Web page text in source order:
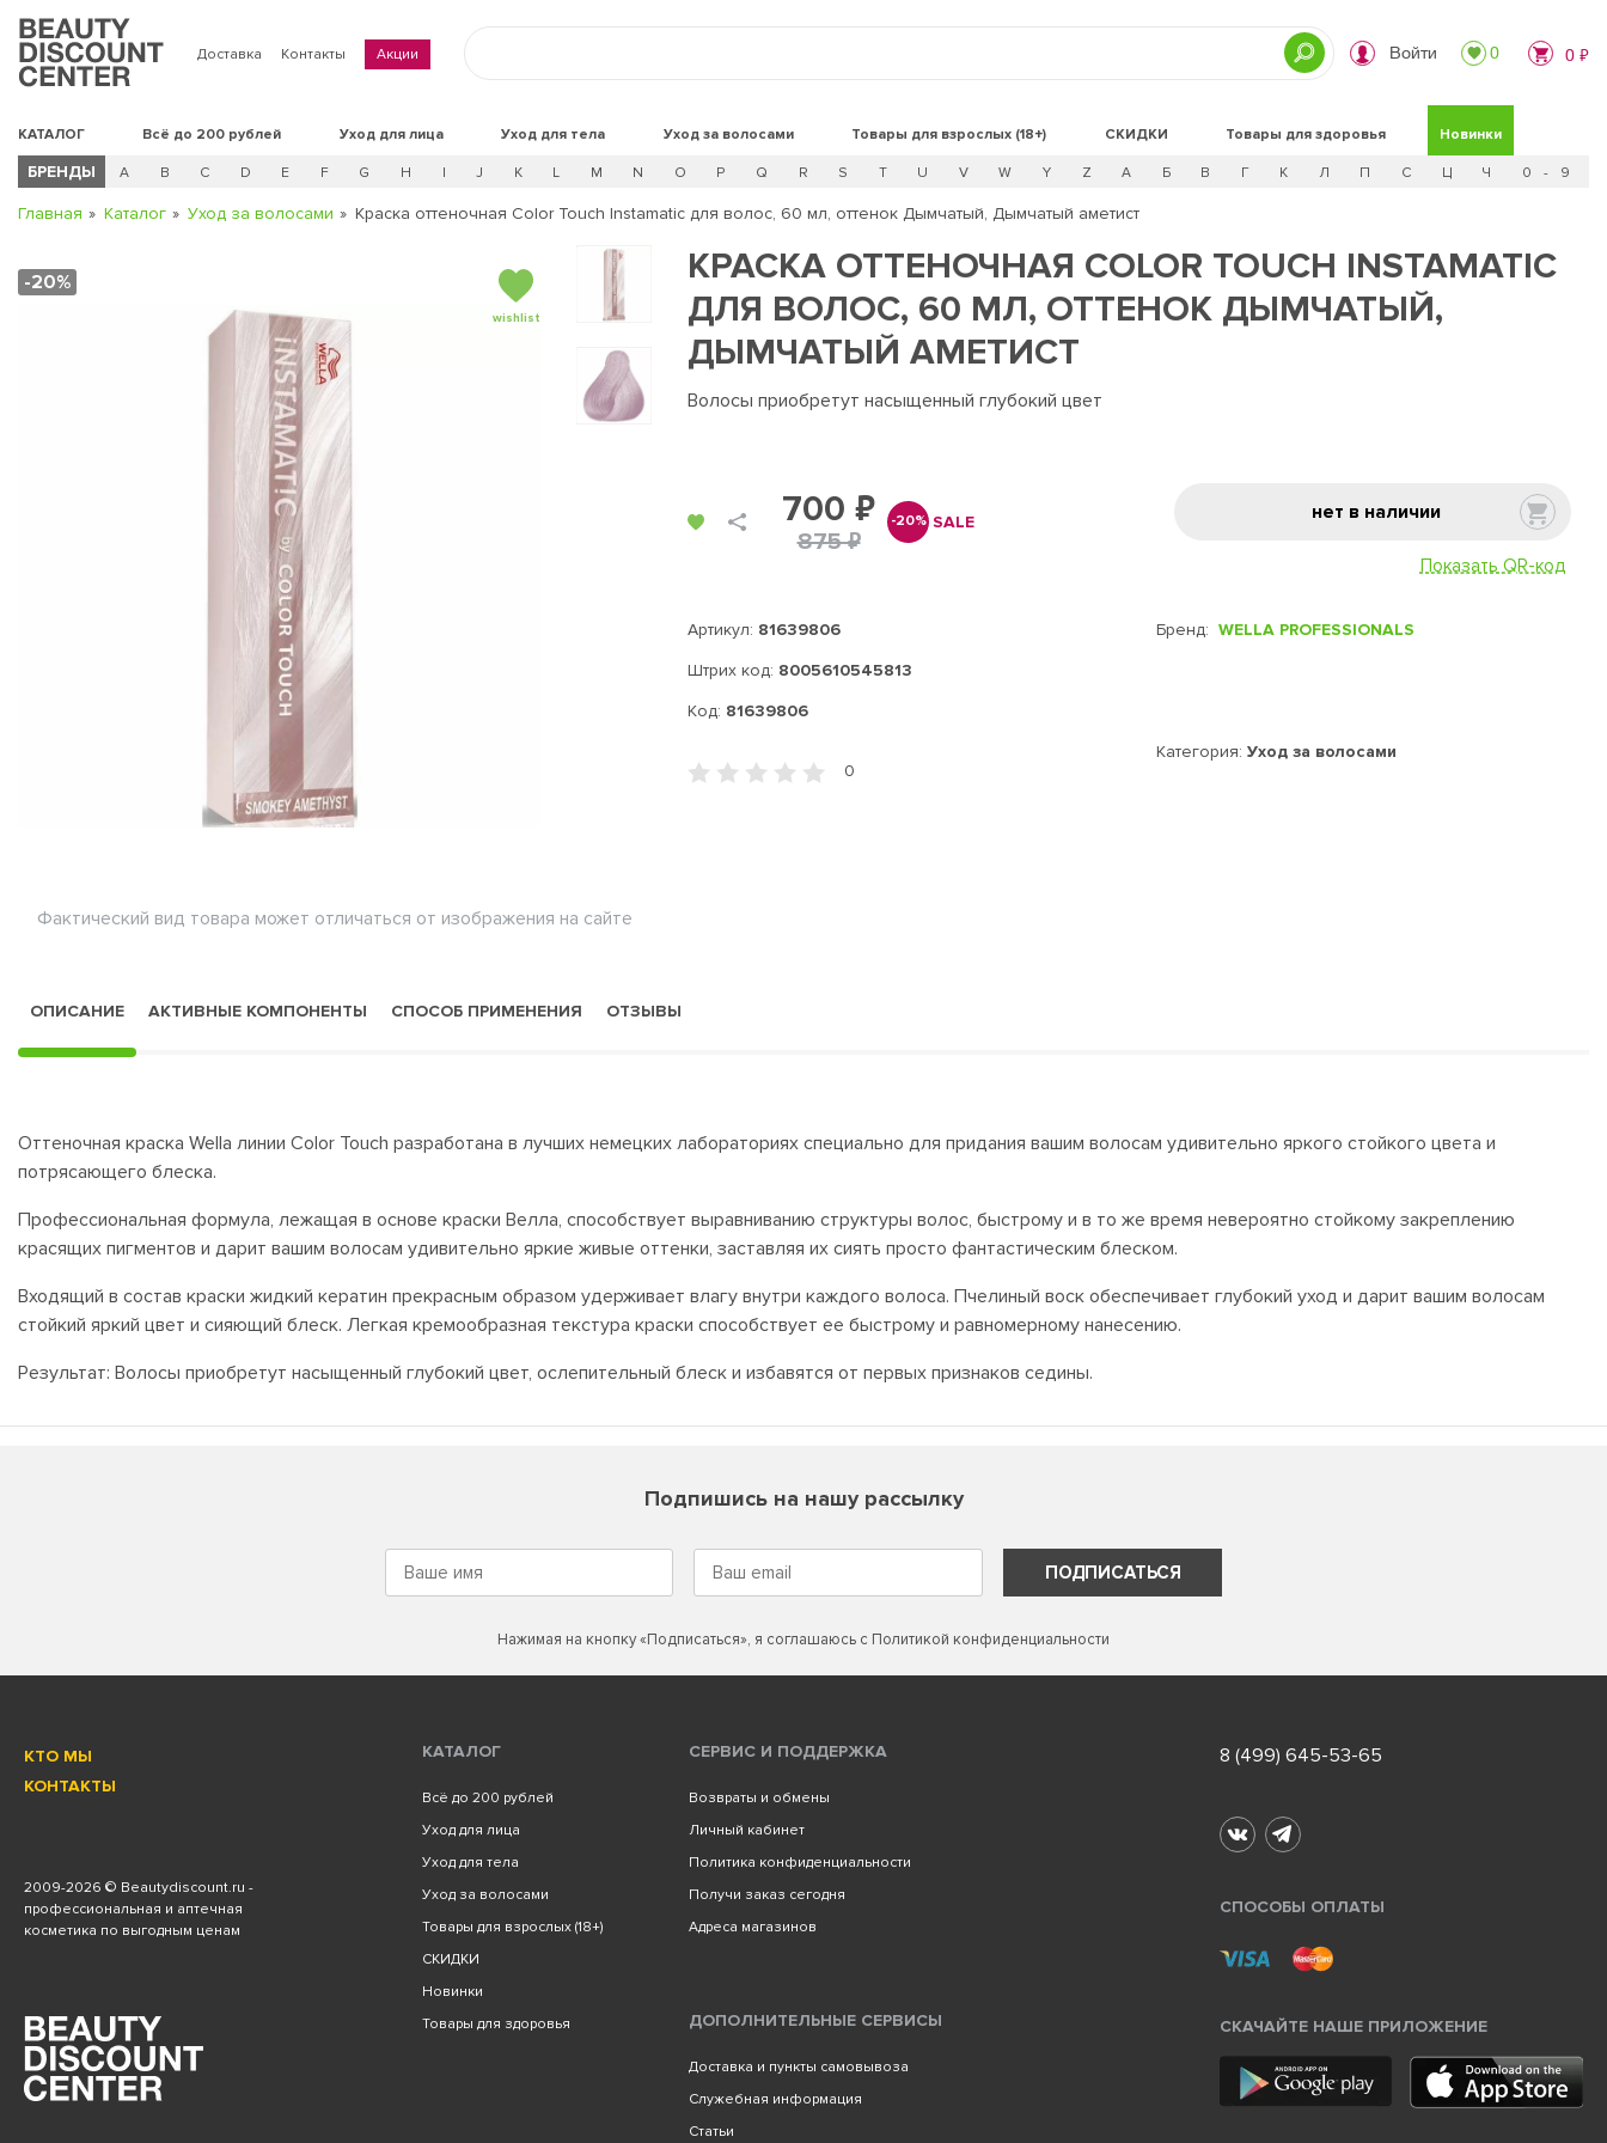
Доставка Контакты Акции Войти 0 0 ₽
КАТАЛОГ Всё до 200 рублей Уход для лица Уход для тела Уход за волосами Товары для взрослых (18+) СКИДКИ Новинки
Товары для здоровья
БРЕНДЫ A B C D E F G H I J K L M N O P Q R S T U V W Y Z А Б В Г К Л П С Ц Ч 0 - 9
Главная Каталог Уход за волосами Краска оттеночная Color Touch Instamatic для волос, 60 мл, оттенок Дымчатый, Дымчатый аметист
-20%
wishlist
Фактический вид товара может отличаться от изображения на сайте
КРАСКА ОТТЕНОЧНАЯ COLOR TOUCH INSTAMATIC
ДЛЯ ВОЛОС, 60 МЛ, ОТТЕНОК ДЫМЧАТЫЙ,
ДЫМЧАТЫЙ АМЕТИСТ
Волосы приобретут насыщенный глубокий цвет
700 ₽
875 ₽
-20% SALE нет в наличии
Показать QR-код
Артикул: 81639806
Штрих код: 8005610545813
Код: 81639806
Бренд: WELLA PROFESSIONALS
Категория: Уход за волосами
0
ОПИСАНИЕ АКТИВНЫЕ КОМПОНЕНТЫ СПОСОБ ПРИМЕНЕНИЯ ОТЗЫВЫ
Оттеночная краска Wella линии Color Touch разработана в лучших немецких лабораториях специально для придания вашим волосам удивительно яркого стойкого цвета и
потрясающего блеска.
Профессиональная формула, лежащая в основе краски Велла, способствует выравниванию структуры волос, быстрому и в то же время невероятно стойкому закреплению
красящих пигментов и дарит вашим волосам удивительно яркие живые оттенки, заставляя их сиять просто фантастическим блеском.
Входящий в состав краски жидкий кератин прекрасным образом удерживает влагу внутри каждого волоса. Пчелиный воск обеспечивает глубокий уход и дарит вашим волосам
стойкий яркий цвет и сияющий блеск. Легкая кремообразная текстура краски способствует ее быстрому и равномерному нанесению.
Результат: Волосы приобретут насыщенный глубокий цвет, ослепительный блеск и избавятся от первых признаков седины.
Подпишись на нашу рассылку
ПОДПИСАТЬСЯ
Нажимая на кнопку «Подписаться», я соглашаюсь с Политикой конфиденциальности
КТО МЫ
КОНТАКТЫ
2009-2026 © Beautydiscount.ru -
профессиональная и аптечная
косметика по выгодным ценам
КАТАЛОГ
Всё до 200 рублей
Уход для лица
Уход для тела
Уход за волосами
Товары для взрослых (18+)
СКИДКИ
Новинки
Товары для здоровья
СЕРВИС И ПОДДЕРЖКА
Возвраты и обмены
Личный кабинет
Политика конфиденциальности
Получи заказ сегодня
Адреса магазинов
ДОПОЛНИТЕЛЬНЫЕ СЕРВИСЫ
Доставка и пункты самовывоза
Служебная информация
Статьи
8 (499) 645-53-65
СПОСОБЫ ОПЛАТЫ
СКАЧАЙТЕ НАШЕ ПРИЛОЖЕНИЕ